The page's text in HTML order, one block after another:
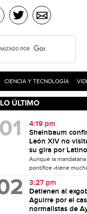
CIENCIA Y TECNOLOGÍA
LO ÚLTIMO
4:19 pm
Sheinbaum
León XIV no
su gira por
Aunque la
pontífice «tiene
3:27 pm
Detienen al
Aguirre por el
normalistas de